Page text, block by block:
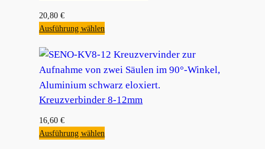
20,80€
Ausführung wählen
Kreuzverbinder 8-12mm
16,60€
Ausführung wählen